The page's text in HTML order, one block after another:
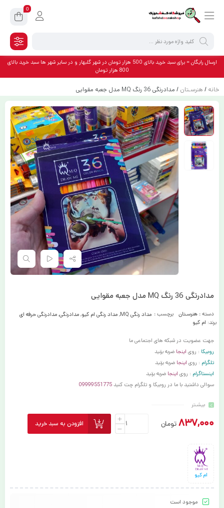
0
ارسال رایگان = برای سبد خرید بالای 500 هزار تومان در شهر گلبهار و در سایر شهر ها سبد خرید بالای
800 هزار تومان
خانه / هنرسـتان / مدادرنگی 36 رنگ MQ مدل جعبه مقوایی
مدادرنگی 36 رنگ MQ مدل جعبه مقوایی
دسته : هنرسـتان برچسب : مداد رنگی MQ ,مداد رنگی ام کیو,مدادرنگی,مدادرنگی حرفه ای
برند: ام کیو
جهت عضویت در شبکه های اجتماعی ما
روبیکا : روی اینجا ضربه بزنید
تلگرام : روی اینجا ضربه بزنید
اینستاگرام : روی اینجا ضربه بزنید
سوالی داشتید با ما در روبیکا و تلگرام چت کنید09999551775
بیشـتر
837,000 تومان افزودن به سبد خرید
ام کیو
موجود است